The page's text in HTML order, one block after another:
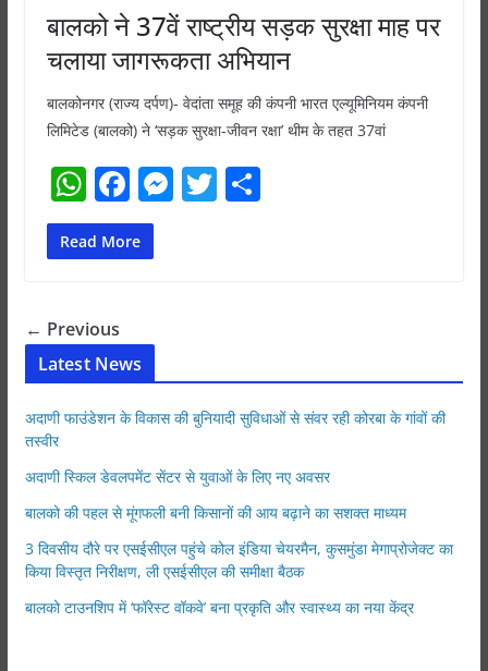
बालको ने 37वें राष्ट्रीय सड़क सुरक्षा माह पर
चलाया जागरूकता अभियान
बालकोनगर (राज्य दर्पण)- वेदांता समूह की कंपनी भारत एल्यूमिनियम कंपनी
लिमिटेड (बालको) ने ‘सड़क सुरक्षा-जीवन रक्षा’ थीम के तहत 37वां
W
h
at
A
p
p
F
a
c
o
o
k
M
er
T S
Read More
← Previous
Latest News
अदाणी फाउंडेशन के विकास की बुनियादी सुविधाओं से संवर रही कोरबा के गांवों की
तस्वीर
अदाणी स्किल डेवलपमेंट सेंटर से युवाओं के लिए नए अवसर
बालको की पहल से मूंगफली बनी किसानों की आय बढ़ाने का सशक्त माध्यम
3 दिवसीय दौरे पर एसईसीएल पहुंचे कोल इंडिया चेयरमैन, कुसमुंडा मेगाप्रोजेक्ट का
किया विस्तृत निरीक्षण, ली एसईसीएल की समीक्षा बैठक
बालको टाउनशिप में ‘फॉरेस्ट वॉकवे’ बना प्रकृति और स्वास्थ्य का नया केंद्र